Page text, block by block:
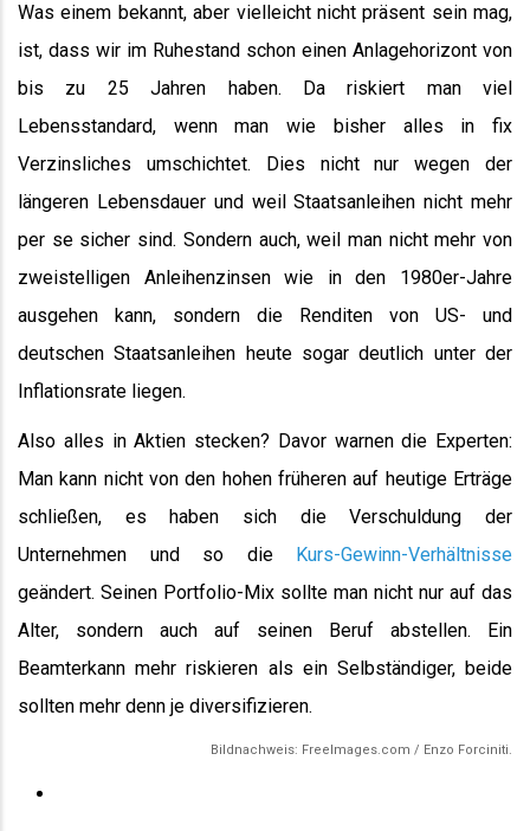
Was einem bekannt, aber vielleicht nicht präsent sein mag,
ist, dass wir im Ruhestand schon einen Anlagehorizont von
bis zu 25 Jahren haben. Da riskiert man viel
Lebensstandard, wenn man wie bisher alles in fix
Verzinsliches umschichtet. Dies nicht nur wegen der
längeren Lebensdauer und weil Staatsanleihen nicht mehr
per se sicher sind. Sondern auch, weil man nicht mehr von
zweistelligen Anleihenzinsen wie in den 1980er-Jahre
ausgehen kann, sondern die Renditen von US- und
deutschen Staatsanleihen heute sogar deutlich unter der
Inflationsrate liegen.
Also alles in Aktien stecken? Davor warnen die Experten:
Man kann nicht von den hohen früheren auf heutige Erträge
schließen, es haben sich die Verschuldung der
Unternehmen und so die
Kurs-Gewinn-Verhältnisse
geändert. Seinen Portfolio-Mix sollte man nicht nur auf das
Alter, sondern auch auf seinen Beruf abstellen. Ein
Beamterkann mehr riskieren als ein Selbständiger, beide
sollten mehr denn je diversifizieren.
Bildnachweis: FreeImages.com / Enzo Forciniti.